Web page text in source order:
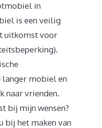
in
is een veilig
uitkomst voor
mobiel en
naar vrienden.
bij mijn wensen?
bij het maken van